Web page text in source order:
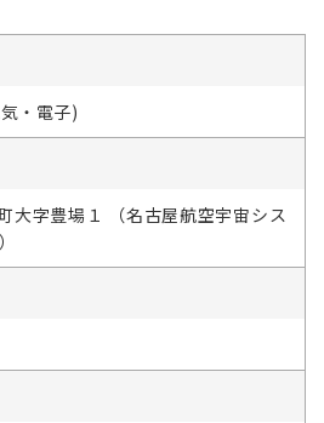
・電子)
大字豊場１ （名古屋航空宇宙シス